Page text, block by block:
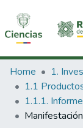
Communities &
All of DSpace
Statistics
Home